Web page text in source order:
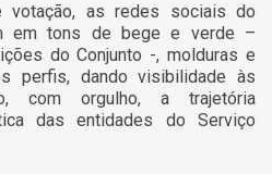
as redes sociais do
em tons de bege e verde –
do Conjunto -, molduras e
perfis, dando visibilidade às
com orgulho, a trajetória
das entidades do Serviço